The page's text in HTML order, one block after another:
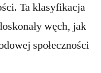
Ta klasyfikacja
węch, jak
społeczności